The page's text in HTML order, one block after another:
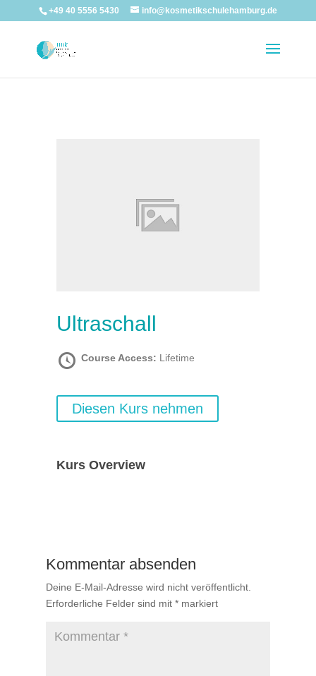
+49 40 5556 5430 info@kosmetikschulehamburg.de
Ultraschall
Course Access: Lifetime
Diesen Kurs nehmen
Kurs Overview
Kommentar absenden
Deine E-Mail-Adresse wird nicht veröffentlicht.
Erforderliche Felder sind mit *markiert